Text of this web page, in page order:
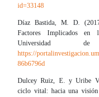
id=33148
Díaz Bastida, M. D.
Factores Implicados en
Universidad
https://
86b6796d
Dulcey Ruiz, E. y Uribe
ciclo vital: hacia una visión